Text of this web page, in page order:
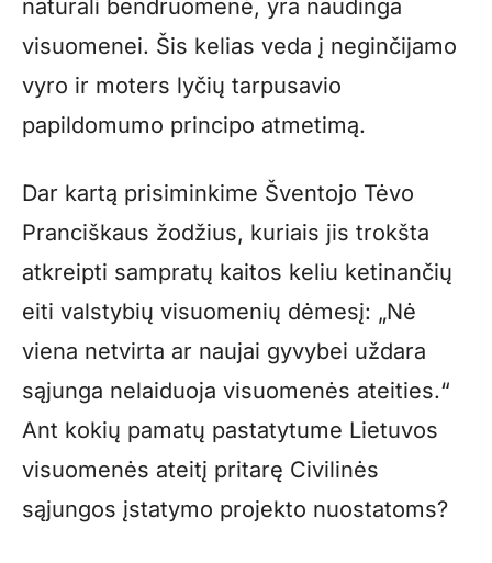
natūrali bendruomenė, yra naudinga
visuomenei. Šis kelias veda į neginčijamo
vyro ir moters lyčių tarpusavio
papildomumo principo atmetimą.
Dar kartą prisiminkime Šventojo Tėvo
Pranciškaus žodžius, kuriais jis trokšta
atkreipti sampratų kaitos keliu ketinančių
eiti valstybių visuomenių dėmesį: „Nė
viena netvirta ar naujai gyvybei uždara
sąjunga nelaiduoja visuomenės ateities.“
Ant kokių pamatų pastatytume Lietuvos
visuomenės ateitį pritarę Civilinės
sąjungos įstatymo projekto nuostatoms?